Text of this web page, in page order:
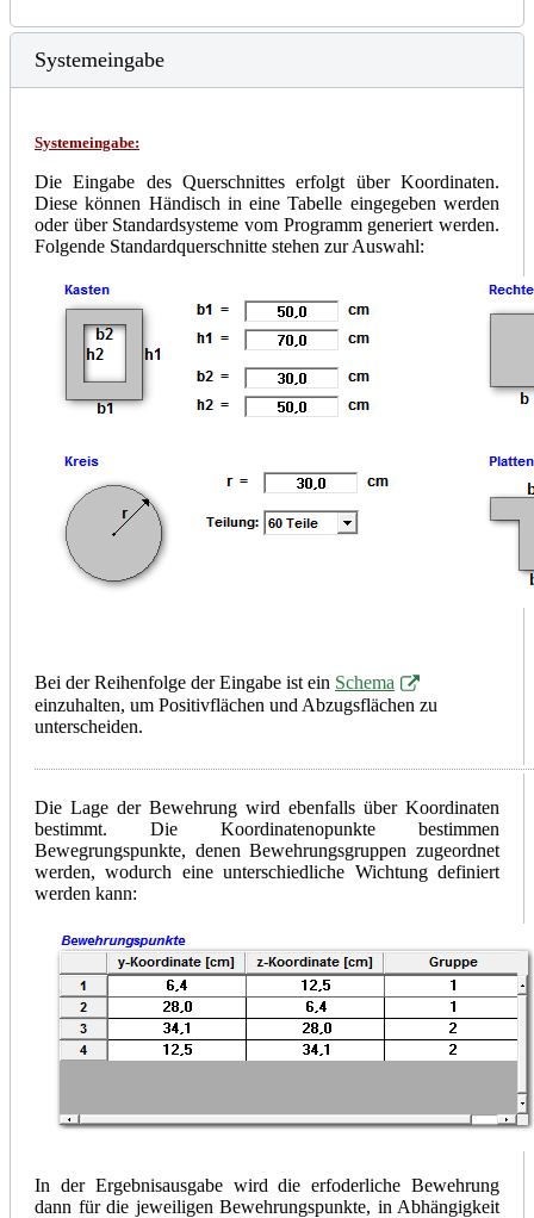
Systemeingabe
Systemeingabe:
Die Eingabe des Querschnittes erfolgt über Koordinaten.
Diese können Händisch in eine Tabelle eingegeben werden
oder über Standardsysteme vom Programm generiert werden.
Folgende Standardquerschnitte stehen zur Auswahl:
Bei der Reihenfolge der Eingabe ist ein Schema
einzuhalten, um Positivflächen und Abzugsflächen zu
unterscheiden.
Die Lage der Bewehrung wird ebenfalls über Koordinaten
bestimmt. Die Koordinatenopunkte bestimmen
Bewegrungspunkte, denen Bewehrungsgruppen zugeordnet
werden, wodurch eine unterschiedliche Wichtung definiert
werden kann:
In der Ergebnisausgabe wird die erfoderliche Bewehrung
dann für die jeweiligen Bewehrungspunkte, in Abhängigkeit